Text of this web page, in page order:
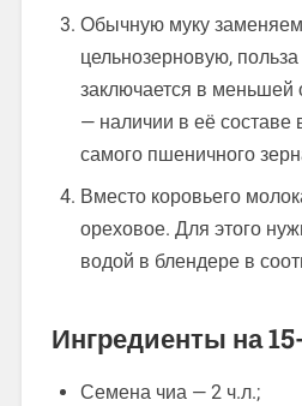
Обычную муку
цельнозерновую, польза
заключается в меньшей
— наличии в её составе
самого пшеничного
Вместо коровьего
ореховое. Для этого
водой в блендере в
Ингредиенты на
Семена чиа — 2 ч.л.;